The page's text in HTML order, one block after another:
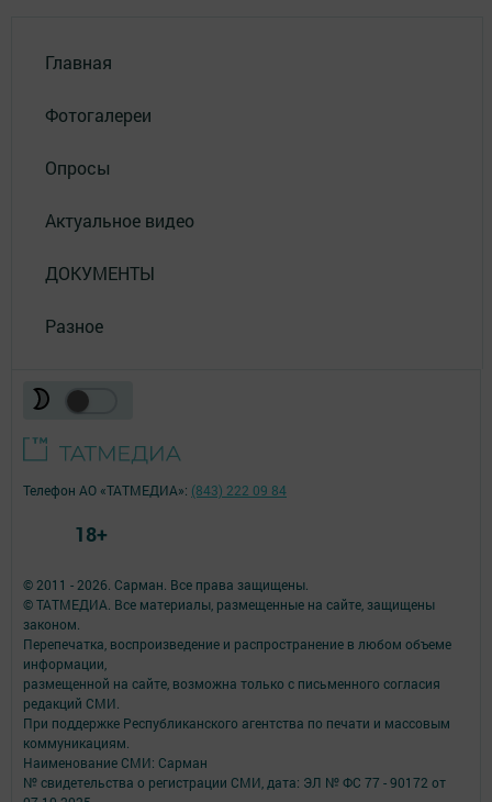
Главная
Фотогалереи
Опросы
Актуальное видео
ДОКУМЕНТЫ
Разное
© 2011 - 2026. Сарман. Все права защищены.
© ТАТМЕДИА. Все материалы, размещенные на сайте, защищены
законом.
Перепечатка, воспроизведение и распространение в любом объеме
информации,
размещенной на сайте, возможна только с письменного согласия
редакций СМИ.
При поддержке Республиканского агентства по печати и массовым
коммуникациям.
Наименование СМИ: Сарман
№ свидетельства о регистрации СМИ, дата: ЭЛ № ФС 77 - 90172 от
Телефон АО «ТАТМЕДИА»: (843) 222 09 84
18+